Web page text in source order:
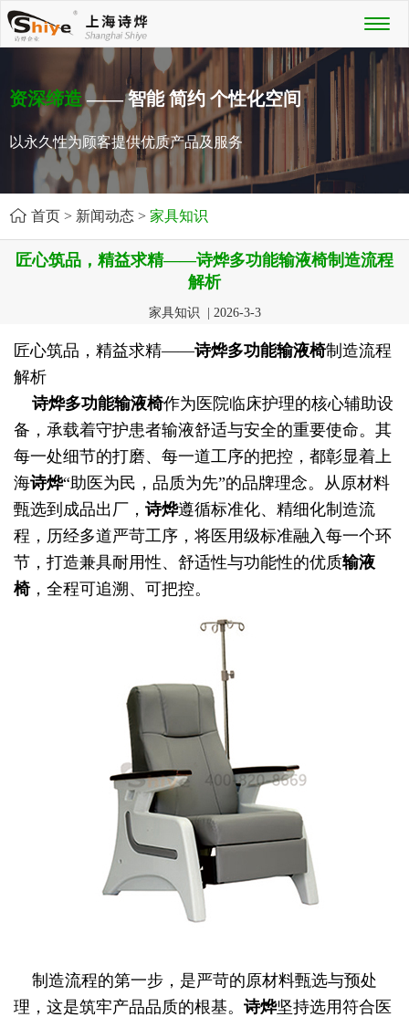
资深缔造—— 智能 简约 个性化空间
以永久性为顾客提供优质产品及服务
首页 > 新闻动态 > 家具知识
匠心筑品，精益求精——诗烨多功能输液椅制造流程
解析
家具知识 | 2026-3-3
匠心筑品，精益求精——诗烨多功能输液椅制造流程
解析
诗烨多功能输液椅作为医院临床护理的核心辅助设
备，承载着守护患者输液舒适与安全的重要使命。其
每一处细节的打磨、每一道工序的把控，都彰显着上
海诗烨“助医为民，品质为先”的品牌理念。从原材料
甄选到成品出厂， 诗烨遵循标准化、精细化制造流
程，历经多道严苛工序，将医用级标准融入每一个环
节，打造兼具耐用性、舒适性与功能性的优质输液
椅，全程可追溯、可把控。
制造流程的第一步，是严苛的原材料甄选与预处
理，这是筑牢产品品质的根基。 诗烨坚持选用符合医